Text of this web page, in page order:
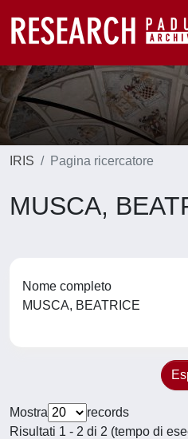
IRIS Pagina ricercatore
MUSCA,
Nome completo
MUSCA, BEATRICE
Mostra
records
Risultati 1 - 2 di 2 (tempo di